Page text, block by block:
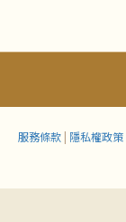
服務條款 | 隱私權政策